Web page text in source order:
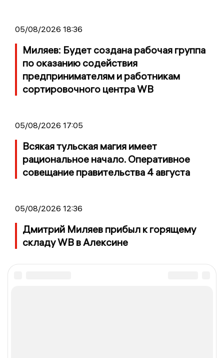
05/08/2026 18:36
Миляев: Будет создана рабочая группа
по оказанию содействия
предпринимателям и работникам
сортировочного центра WB
05/08/2026 17:05
Всякая тульская магия имеет
рациональное начало. Оперативное
совещание правительства 4 августа
05/08/2026 12:36
Дмитрий Миляев прибыл к горящему
складу WB в Алексине